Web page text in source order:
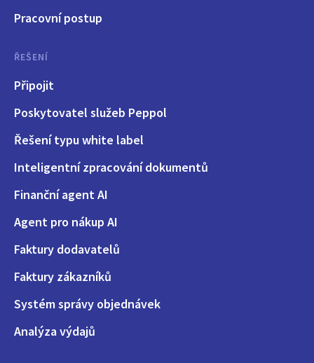
Pracovní postup
ŘEŠENÍ
Připojit
Poskytovatel služeb Peppol
Řešení typu white label
Inteligentní zpracování dokumentů
Finanční agent AI
Agent pro nákup AI
Faktury dodavatelů
Faktury zákazníků
Systém správy objednávek
Analýza výdajů